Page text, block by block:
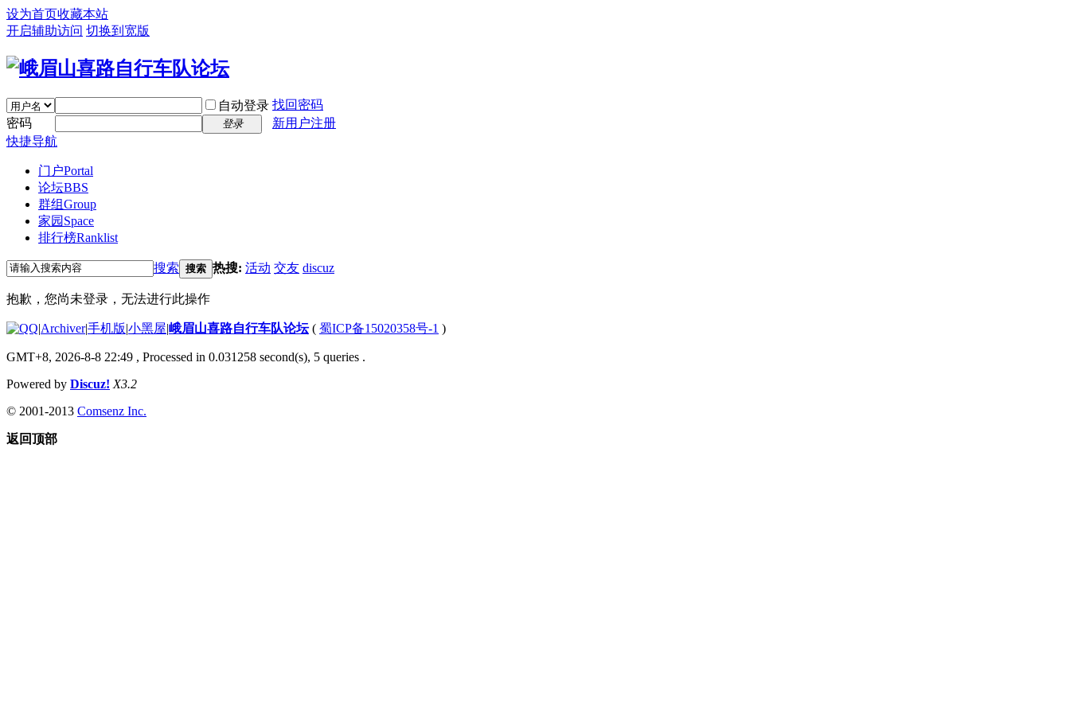
设为首页收藏本站
开启辅助访问 切换到宽版
自动登录 找回密码
密码
登录
新用户注册
快捷导航
门户Portal
论坛BBS
群组Group
家园 Space
排行榜Ranklist
搜索 搜索 热搜: 活动 交友 discuz
抱歉，您尚未登录，无法进行此操作
|Archiver|手机版|小黑屋|峨眉山喜路自行车队论坛( 蜀ICP备15020358号-1 )
GMT+8, 2026-8-8 22:49 , Processed in 0.031258 second(s), 5 queries .
Powered by Discuz! X3.2
© 2001-2013 Comsenz Inc.
返回顶部